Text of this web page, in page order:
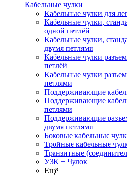
Кабельные чулки
Кабельные чулки для
Кабельные чулки,
одной петлёй
Кабельные чулки,
двумя петлями
Кабельные чулки
петлёй
Кабельные чулки
петлями
Поддерживающие
Поддерживающие
петлями
Поддерживающие
двумя петлями
Боковые кабельные
Тройные кабельные
Транзитные
УЗК + Чулок
Ещё